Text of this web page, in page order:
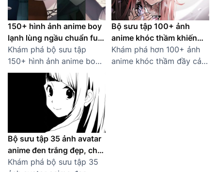
150+ hình ảnh anime boy
lạnh lùng ngầu chuẩn full
HD, 4K
Khám phá bộ sưu tập
150+ hình ảnh anime boy
lạnh lùng, đẹp trai nhất.
Tải ngay hình anime chất
lượng cao cho điện thoại,
máy tính của bạn!
Bộ sưu tập 100+ ảnh
anime khóc thầm khiến
trái tim tan chảy
Khám phá hơn 100+ ảnh
anime khóc thầm đầy cảm
Bộ sưu tập 35 ảnh avatar
anime đen trắng đẹp, chất
lượng cao
Khám phá bộ sưu tập 35